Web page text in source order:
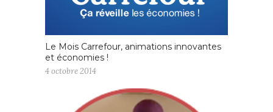
Le Mois Carrefour, animations innovantes
et économies !
4 octobre 2014